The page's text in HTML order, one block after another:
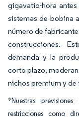
gigavatio-hora
sistemas de bobina
número de
construcciones.
demanda y la
corto plazo,
nichos premium y de
*Nuestras
restricciones como